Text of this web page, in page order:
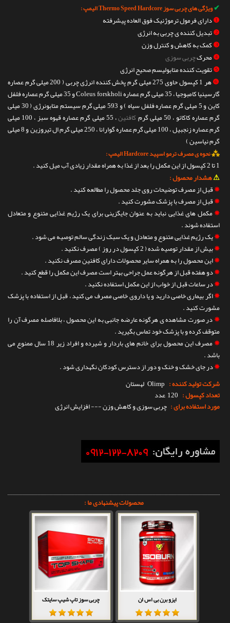
✔ویژگی های چربی سوز Thermo Speed Hardcore الیمپ :
❶دارای فرمول ترموژنیک فوق العاده پیشرفته
❷تبدیل کننده ی چربی به انرژی
❸کمک به کاهش و کنترل وزن
❹محرکچربی سوزی
❺تقویت کننده متابولیسم صحیح انرژی
❻
هر 1 کپسول حاوی 275 میلی گرم پخش کننده انرژی چربی ( 200 میلی گرم عصاره
گارسینیا کامبوجیا ، 35 میلی گرم عصاره Coleus forskholi و 35 میلی گرم عصاره فلفل
کاین و 5 میلی گرم عصاره فلفل سیاه ) و 593 میلی گرم سیستم متابونرژی ( 30 میلی
گرم عصاره کاکائو ، 50 میلی گرم
کافئین
، 55 میلی گرم عصاره قهوه سبز ، 100 میلی
گرم عصاره زنجبیل ، 100 میلی گرم عصاره گوارانا ، 250 میلی گرم ال تیروزین و 8 میلی
گرم نیاسین )
⁂نحوه ی مصرف ترمو اسپید Hardcore الیمپ :
1 تا 2 کپسول از این مکمل را بعد از غذا به همراه مقدار زیادی آب میل کنید .
⚠هشدار محصول :
✵قبل از مصرف توضیحات روی جلد محصول را مطالعه کنید .
✵قبل از مصرف با پزشک مشورت کنید .
✵مکمل های غذایی نباید به عنوان جایگزینی برای یک رژیم غذایی متنوع و متعادل
استفاده شوند .
✵یک رژیم غذایی متنوع و متعادل و یک سبک زندگی سالم توصیه می شود .
✵بیش از مقدار توصیه شده ( 2 کپسول در روز ) مصرف نکنید .
✵این محصول را به همراه سایر محصولات دارای کافئین مصرف نکنید .
✵دو هفته قبل از هرگونه عمل جراحی بهتر است مصرف این مکمل را قطع کنید .
✵در ساعات قبل از خواب از این مکمل استفاده نکنید .
✵اگر بیماری خاصی دارید و یا داروی خاصی مصرف می کنید ، قبل از استفاده با پزشک
مشورت کنید .
✵در صورت مشاهده ی هرگونه عارضه جانبی به این محصول ، بلافاصله مصرف آن را
متوقف کرده و با پزشک خود تماس بگیرید .
✵
مصرف این محصول برای خانم های باردار و شیرده و افراد زیر 18 سال ممنوع می
باشد .
✵در جای خشک و خنک و دور از دسترس کودکان نگهداری شود .
شرکت تولید کننده : Olimp لهستان
تعداد کپسول : 120 عدد
مورد استفاده برای : چربی سوزی و کاهش وزن --- افزایش انرژی
محصولات پیشنهادی ما :
ایزو برن بی اس ان چربی سوز تاپ شیپ سایتک